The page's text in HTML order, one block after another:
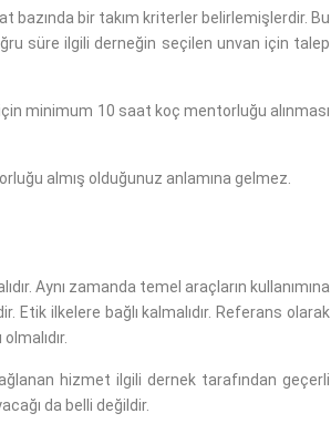
bazında bir takım kriterler belirlemişlerdir. Bu
süre ilgili derneğin seçilen unvan için talep
için minimum 10 saat koç mentorluğu alınması
almış olduğunuz anlamına gelmez.
Aynı zamanda temel araçların kullanımına
Etik ilkelere bağlı kalmalıdır. Referans olarak
hizmet ilgili dernek tarafından geçerli
da belli değildir.